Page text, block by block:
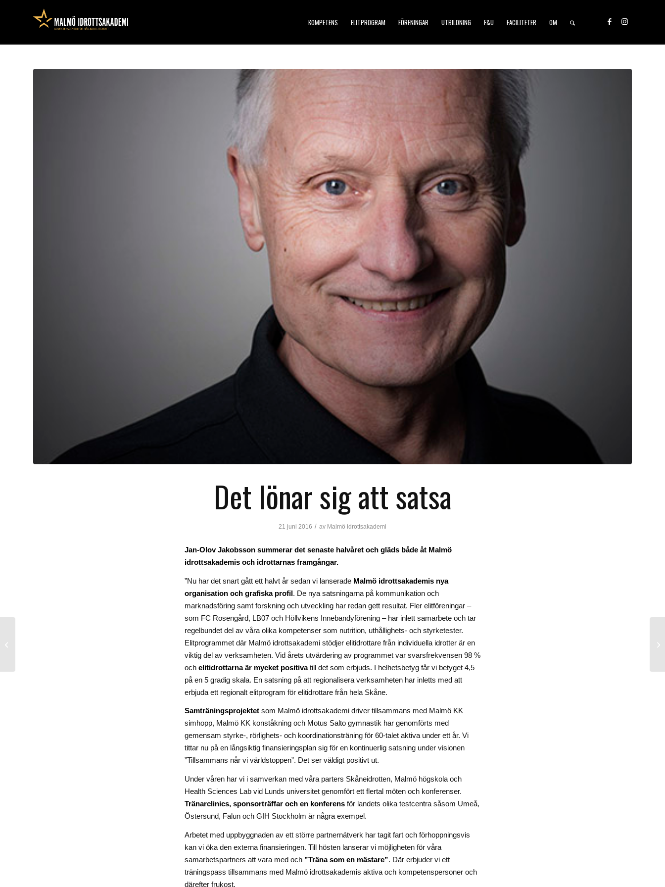
KOMPETENS ELITPROGRAM FÖRENINGAR UTBILDNING F&U FACILITETER OM
Det lönar sig att satsa
21 juni 2016 / av Malmö idrottsakademi
Jan-Olov Jakobsson summerar det senaste halvåret och gläds både åt Malmö
idrottsakademis och idrottarnas framgångar.
”Nu har det snart gått ett halvt år sedan vi lanserade Malmö idrottsakademis nya
organisation och grafiska profil. De nya satsningarna på kommunikation och
marknadsföring samt forskning och utveckling har redan gett resultat. Fler elitföreningar –
som FC Rosengård, LB07 och Höllvikens Innebandyförening – har inlett samarbete och tar
regelbundet del av våra olika kompetenser som nutrition, uthållighets- och styrketester.
Elitprogrammet där Malmö idrottsakademi stödjer elitidrottare från individuella idrotter är en
viktig del av verksamheten. Vid årets utvärdering av programmet var svarsfrekvensen 98 %
och elitidrottarna är mycket positivatill det som erbjuds. I helhetsbetyg får vi betyget 4,5
på en 5 gradig skala. En satsning på att regionalisera verksamheten har inletts med att
erbjuda ett regionalt elitprogram för elitidrottare från hela Skåne.
Samträningsprojektet som Malmö idrottsakademi driver tillsammans med Malmö KK
simhopp, Malmö KK konståkning och Motus Salto gymnastik har genomförts med
gemensam styrke-, rörlighets- och koordinationsträning för 60-talet aktiva under ett år. Vi
tittar nu på en långsiktig finansieringsplan sig för en kontinuerlig satsning under visionen
”Tillsammans når vi världstoppen”. Det ser väldigt positivt ut.
Under våren har vi i samverkan med våra parters Skåneidrotten, Malmö högskola och
Health Sciences Lab vid Lunds universitet genomfört ett flertal möten och konferenser.
Tränarclinics, sponsorträffar och en konferens för landets olika testcentra såsom Umeå,
Östersund, Falun och GIH Stockholm är några exempel.
Arbetet med uppbyggnaden av ett större partnernätverk har tagit fart och förhoppningsvis
kan vi öka den externa finansieringen. Till hösten lanserar vi möjligheten för våra
samarbetspartners att vara med och ”Träna som en mästare”. Där erbjuder vi ett
träningspass tillsammans med Malmö idrottsakademis aktiva och kompetenspersoner och
därefter frukost.